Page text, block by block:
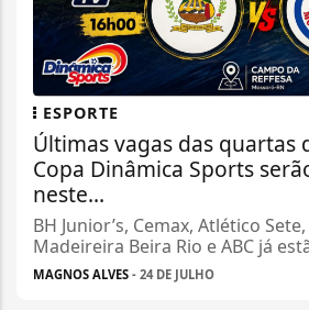
ESPORTE
Últimas vagas das quartas
Copa Dinâmica Sports
neste...
BH Junior’s, Cemax, Atlético
Madeireira Beira Rio e ABC já
MAGNOS ALVES - 24 DE JULHO